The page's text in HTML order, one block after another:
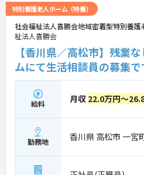
特別養護老人ホーム（特養）
社会福祉法人喜勝会地域密着型特別養
祉法人喜勝会
【香川県／高松市】残業
ムにて生活相談員の募集
給料 月収 22.0万円～
勤務地 香川県 高松市 一宮